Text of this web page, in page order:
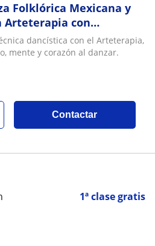
Folklórica Mexicana y
Arteterapia con
oaxaqueñas
dancística con el Arteterapia,
mente y corazón al danzar.
Contactar
1ª clase gratis